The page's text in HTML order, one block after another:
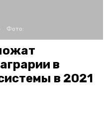
Фото:
в
в 2021